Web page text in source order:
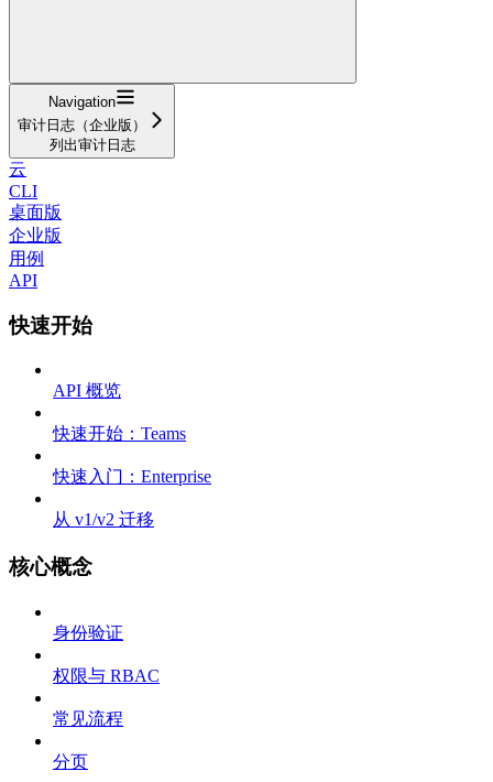
Navigation
审计日志（企业版）
列出审计日志
云
CLI
桌面版
企业版
用例
API
快速开始
API 概览
快速开始：Teams
快速入门：Enterprise
从 v1/v2 迁移
核心概念
身份验证
权限与 RBAC
常见流程
分页